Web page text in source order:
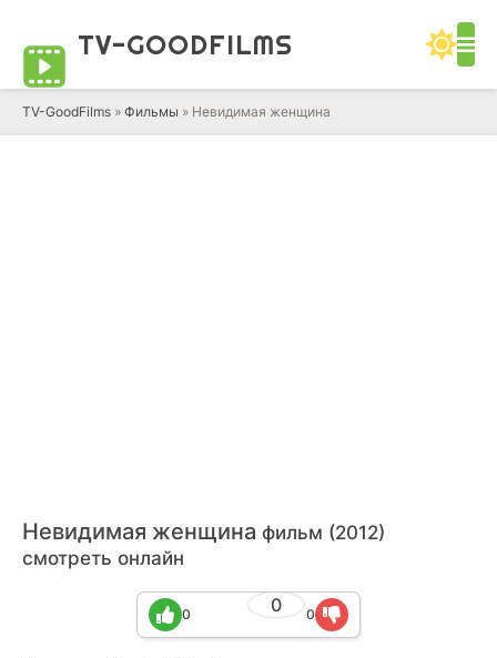
TV-GOODFILMS
TV-GoodFilms » Фильмы » Невидимая женщина
Невидимая женщина фильм (2012)
смотреть онлайн
0
0 0